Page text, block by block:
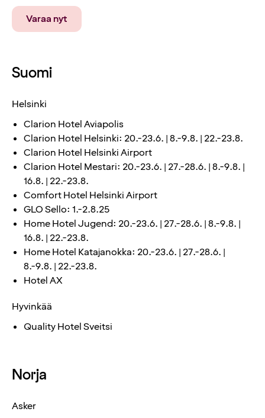
Varaa nyt
Suomi
Helsinki
Clarion Hotel Aviapolis
Clarion Hotel Helsinki: 20.-23.6. | 8.-9.8. | 22.-23.8.
Clarion Hotel Helsinki Airport
Clarion Hotel Mestari: 20.-23.6. | 27.-28.6. | 8.-9.8. |
16.8. | 22.-23.8.
Comfort Hotel Helsinki Airport
GLO Sello: 1.-2.8.25
Home Hotel Jugend: 20.-23.6. | 27.-28.6. | 8.-9.8. |
16.8. | 22.-23.8.
Home Hotel Katajanokka: 20.-23.6. | 27.-28.6. |
8.-9.8. | 22.-23.8.
Hotel AX
Hyvinkää
Quality Hotel Sveitsi
Norja
Asker